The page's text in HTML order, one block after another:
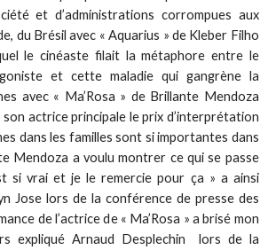
et d’administrations corrompues aux
du Brésil avec « Aquarius » de Kleber Filho
le cinéaste filait la métaphore entre le
et cette maladie qui gangrène la
avec « Ma’Rosa » de Brillante Mendoza
son actrice principale le prix d’interprétation
dans les familles sont si importantes dans
Mendoza a voulu montrer ce qui se passe
si vrai et je le remercie pour ça » a ainsi
Jose lors de la conférence de presse des
de l’actrice de « Ma’Rosa » a brisé mon
expliqué Arnaud Desplechin lors de la